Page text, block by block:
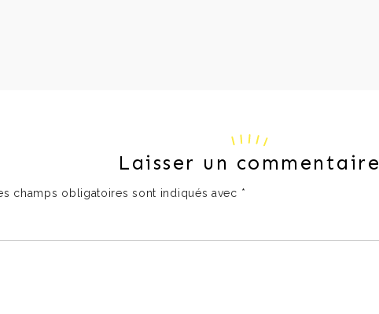
Laisser un commentaire
champs obligatoires sont indiqués avec *